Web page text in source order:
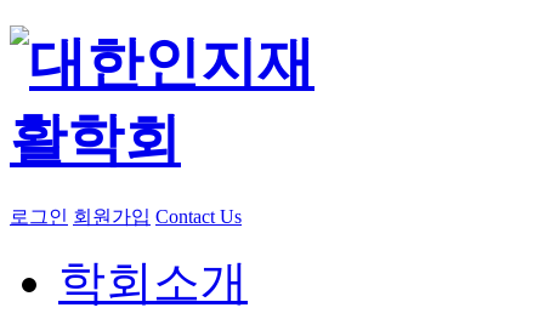
로그인 회원가입 Contact Us
학회소개